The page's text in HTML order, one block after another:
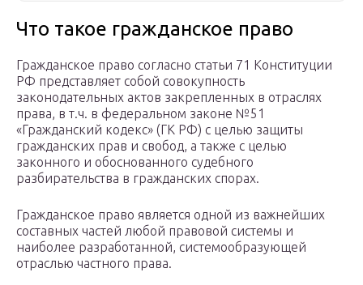
Что такое гражданское право
Гражданское право согласно статьи 71 Конституции
РФ представляет собой совокупность
законодательных актов закрепленных в отраслях
права, в т.ч. в федеральном законе №51
«Гражданский кодекс» (ГК РФ) с целью защиты
гражданских прав и свобод, а также с целью
законного и обоснованного судебного
разбирательства в гражданских спорах.
Гражданское право является одной из важнейших
составных частей любой правовой системы и
наиболее разработанной, системообразующей
отраслью частного права.